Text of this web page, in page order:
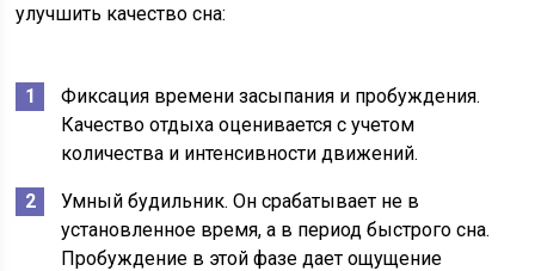
улучшить качество сна:
Фиксация времени засыпания и пробуждения.
Качество отдыха оценивается с учетом
количества и интенсивности движений.
Умный будильник. Он срабатывает не в
установленное время, а в период быстрого сна.
Пробуждение в этой фазе дает ощущение